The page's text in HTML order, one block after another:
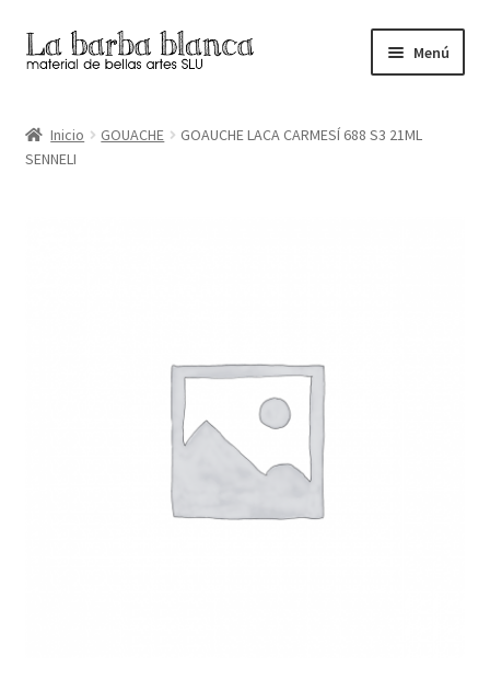
Ir
a
navegación
Ir
al
Menú
Carrito
Inicio GOUACHE
GOAUCHE LACA CARMESÍ 688 S3 21ML
SENNELI